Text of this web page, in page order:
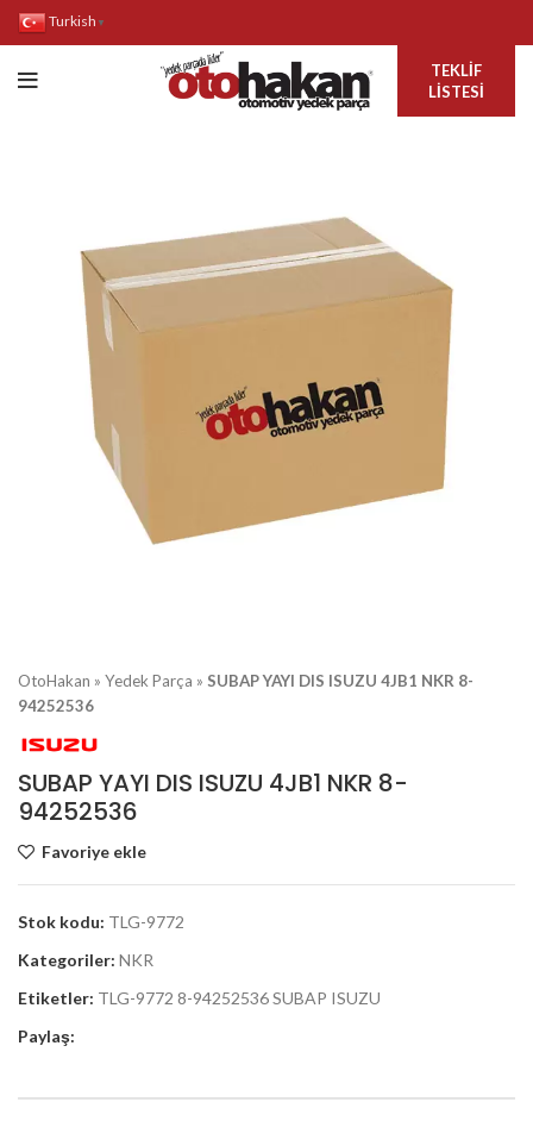
Turkish ▼
TEKLIF
LISTESI
OtoHakan » Yedek Parça » SUBAP YAYI DIS ISUZU 4JB1 NKR 8-
94252536
SUBAP YAYI DIS ISUZU 4JB1 NKR 8-
94252536
Favoriye ekle
Stok kodu: TLG-9772
Kategoriler: NKR
Etiketler: TLG-9772 8-94252536 SUBAP ISUZU
Paylaş: